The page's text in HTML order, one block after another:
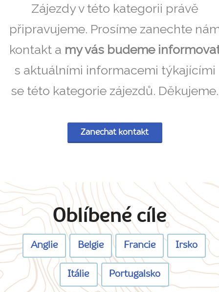
Zájezdy v této kategorii právě
připravujeme. Prosíme zanechte
kontakt a my vás budeme
s aktuálními informacemi týkajícími
se této kategorie zájezdů. Děkujeme.
Zanechat kontakt
Oblíbené cíle
Anglie Belgie Francie Irsko
Itálie Portugalsko